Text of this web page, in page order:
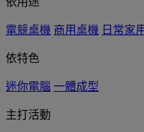
電競桌機 商用桌機 日常家
依特色
迷你電腦 一體成型
主打活動